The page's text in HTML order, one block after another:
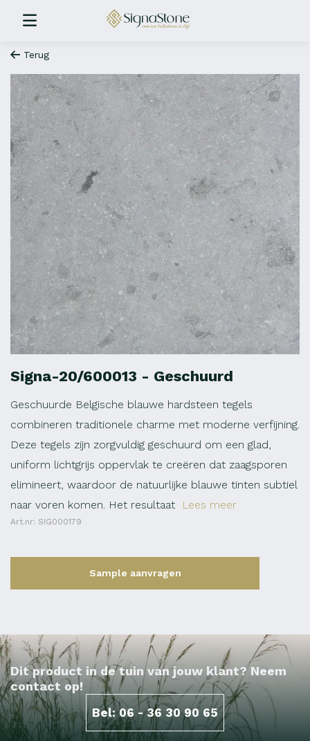
Terug
Signa-20/600013 - Geschuurd
Geschuurde Belgische blauwe hardsteen tegels
combineren traditionele charme met moderne verfijning.
Deze tegels zijn zorgvuldig geschuurd om een glad,
uniform lichtgrijs oppervlak te creëren dat zaagsporen
elimineert, waardoor de natuurlijke blauwe tinten subtiel
naar voren komen. Het resultaat
Lees meer
Art.nr: SIG000179
Sample aanvragen
Dit product in de tuin van jouw klant? Neem
contact op!
Bel: 06 - 36 30 90 65